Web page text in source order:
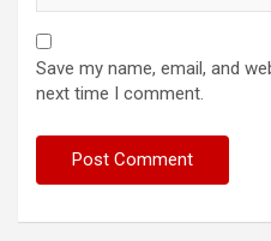
Save my name, email, and
next time I comment.